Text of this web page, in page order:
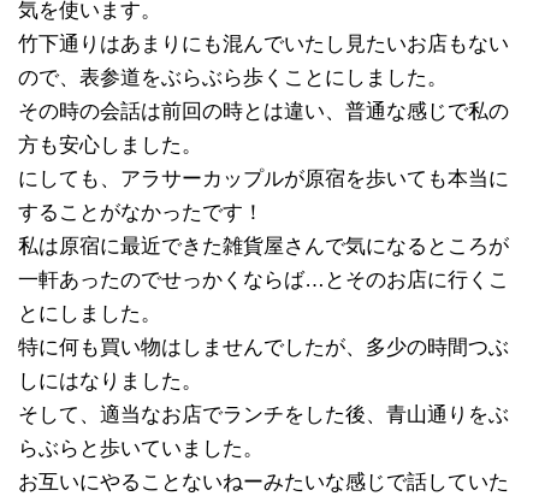
気を使います。
竹下通りはあまりにも混んでいたし見たいお店もない
ので、表参道をぶらぶら歩くことにしました。
その時の会話は前回の時とは違い、普通な感じで私の
方も安心しました。
にしても、アラサーカップルが原宿を歩いても本当に
することがなかったです！
私は原宿に最近できた雑貨屋さんで気になるところが
一軒あったのでせっかくならば…とそのお店に行くこ
とにしました。
特に何も買い物はしませんでしたが、多少の時間つぶ
しにはなりました。
そして、適当なお店でランチをした後、青山通りをぶ
らぶらと歩いていました。
お互いにやることないねーみたいな感じで話していた